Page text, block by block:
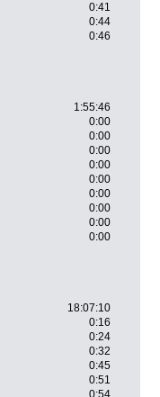
0:41
0:44
0:46
1:55:46
0:00
0:00
0:00
0:00
0:00
0:00
0:00
0:00
0:00
18:07:10
0:16
0:24
0:32
0:45
0:51
0:54